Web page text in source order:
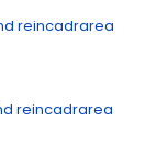
reincadrarea
reincadrarea